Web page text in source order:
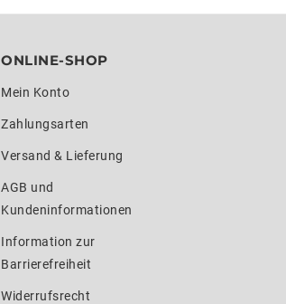
ONLINE-SHOP
Mein Konto
Zahlungsarten
Versand & Lieferung
AGB und
Kundeninformationen
Information zur
Barrierefreiheit
Widerrufsrecht